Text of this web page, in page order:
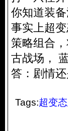
你知道装
事实上超
策略组合
古战场，
答：剧情
Tags:超变